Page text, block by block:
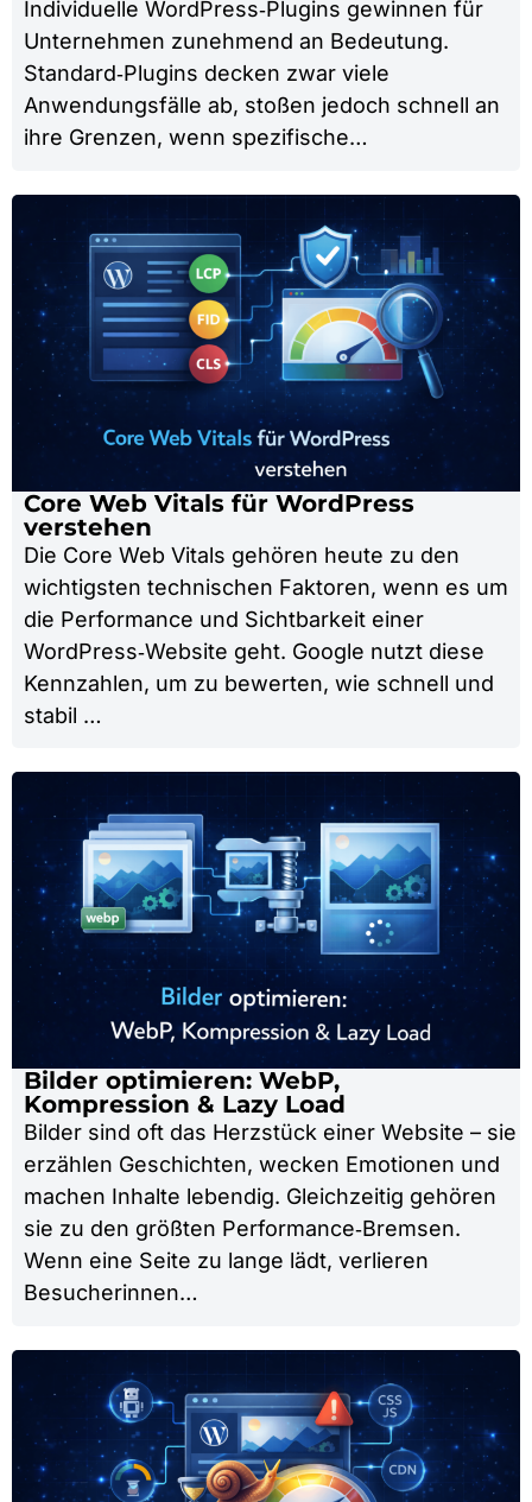
Individuelle WordPress‑Plugins gewinnen für
Unternehmen zunehmend an Bedeutung.
Standard‑Plugins decken zwar viele
Anwendungsfälle ab, stoßen jedoch schnell an
ihre Grenzen, wenn spezifische…
Core Web Vitals für WordPress
verstehen
Die Core Web Vitals gehören heute zu den
wichtigsten technischen Faktoren, wenn es um
die Performance und Sichtbarkeit einer
WordPress‑Website geht. Google nutzt diese
Kennzahlen, um zu bewerten, wie schnell und
stabil …
Bilder optimieren: WebP,
Kompression & Lazy Load
Bilder sind oft das Herzstück einer Website – sie
erzählen Geschichten, wecken Emotionen und
machen Inhalte lebendig. Gleichzeitig gehören
sie zu den größten Performance‑Bremsen.
Wenn eine Seite zu lange lädt, verlieren
Besucherinnen…